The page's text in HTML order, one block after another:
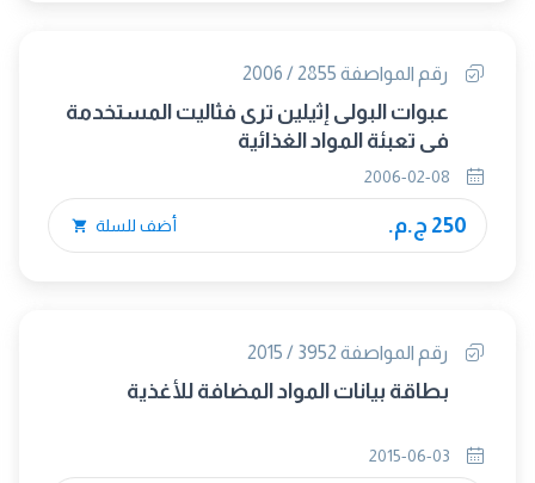
رقم المواصفة 2855 / 2006
عبوات البولى إثيلين ترى فثاليت المستخدمة
فى تعبئة المواد الغذائية
250 ج.م. أضف للسلة
رقم المواصفة 3952 / 2015
بطاقة بيانات المواد المضافة للأغذية